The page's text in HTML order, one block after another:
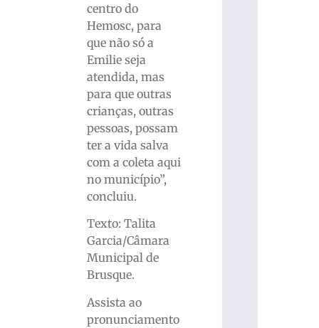
centro do
Hemosc, para
que não só a
Emilie seja
atendida, mas
para que outras
crianças, outras
pessoas, possam
ter a vida salva
com a coleta aqui
no município”,
concluiu.
Texto: Talita
Garcia/Câmara
Municipal de
Brusque.
Assista ao
pronunciamento